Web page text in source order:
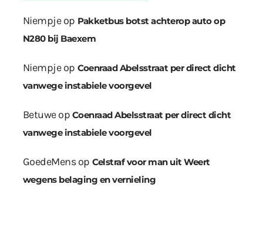
Niempjeop Pakketbus botst achterop auto op
N280 bij Baexem
Niempjeop Coenraad Abelsstraat per direct dicht
vanwege instabiele voorgevel
Betuweop Coenraad Abelsstraat per direct dicht
vanwege instabiele voorgevel
GoedeMensop Celstraf voor man uit Weert
wegens belaging en vernieling